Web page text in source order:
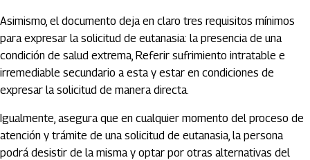
Asimismo, el documento deja en claro tres requisitos mínimos
para expresar la solicitud de eutanasia: la presencia de una
condición de salud extrema, Referir sufrimiento intratable e
irremediable secundario a esta y estar en condiciones de
expresar la solicitud de manera directa.
Igualmente, asegura que en cualquier momento del proceso de
atención y trámite de una solicitud de eutanasia, la persona
podrá desistir de la misma y optar por otras alternativas del